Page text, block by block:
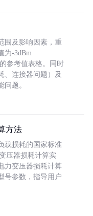
围及影响因素，重
为-3dBm
参考值表格。同时
、连接器问题）及
题。
方法
载损耗的国家标准
压器损耗计算实
力变压器损耗计算
号参数，指导用户